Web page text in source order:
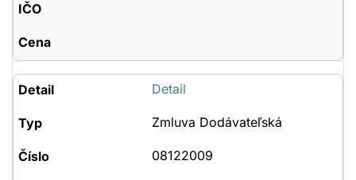
Detail
Zmluva Dodávateľská
08122009